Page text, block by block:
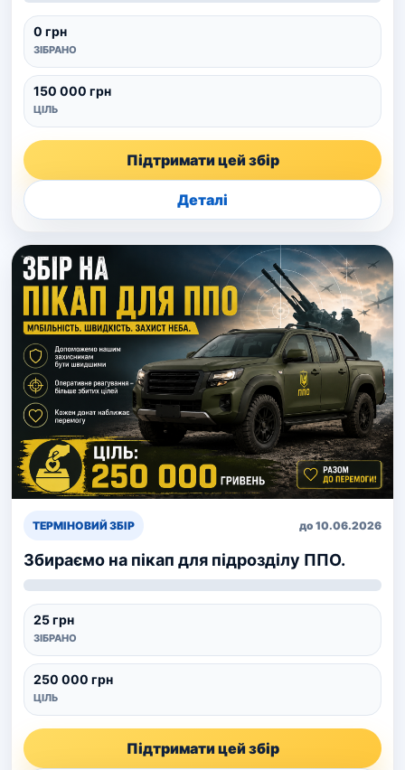
0 грн
ЗІБРАНО
150 000 грн
ЦІЛЬ
Підтримати цей збір
Деталі
ТЕРМІНОВИЙ ЗБІР до 10.06.2026
Збираємо на пікап для підрозділу ППО.
25 грн
ЗІБРАНО
250 000 грн
ЦІЛЬ
Підтримати цей збір